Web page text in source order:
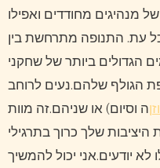
מנהיגים מחודדים ואפילו
עת. התנופה מתרחשת בין
הגדולים ביותר של שחקני
הגולף שלהם.נעים לרוחב
ה וסיום) או שניהם.זה מוות
שלך כרוך בתרגילי
יודעים.אני יכול להמשיך